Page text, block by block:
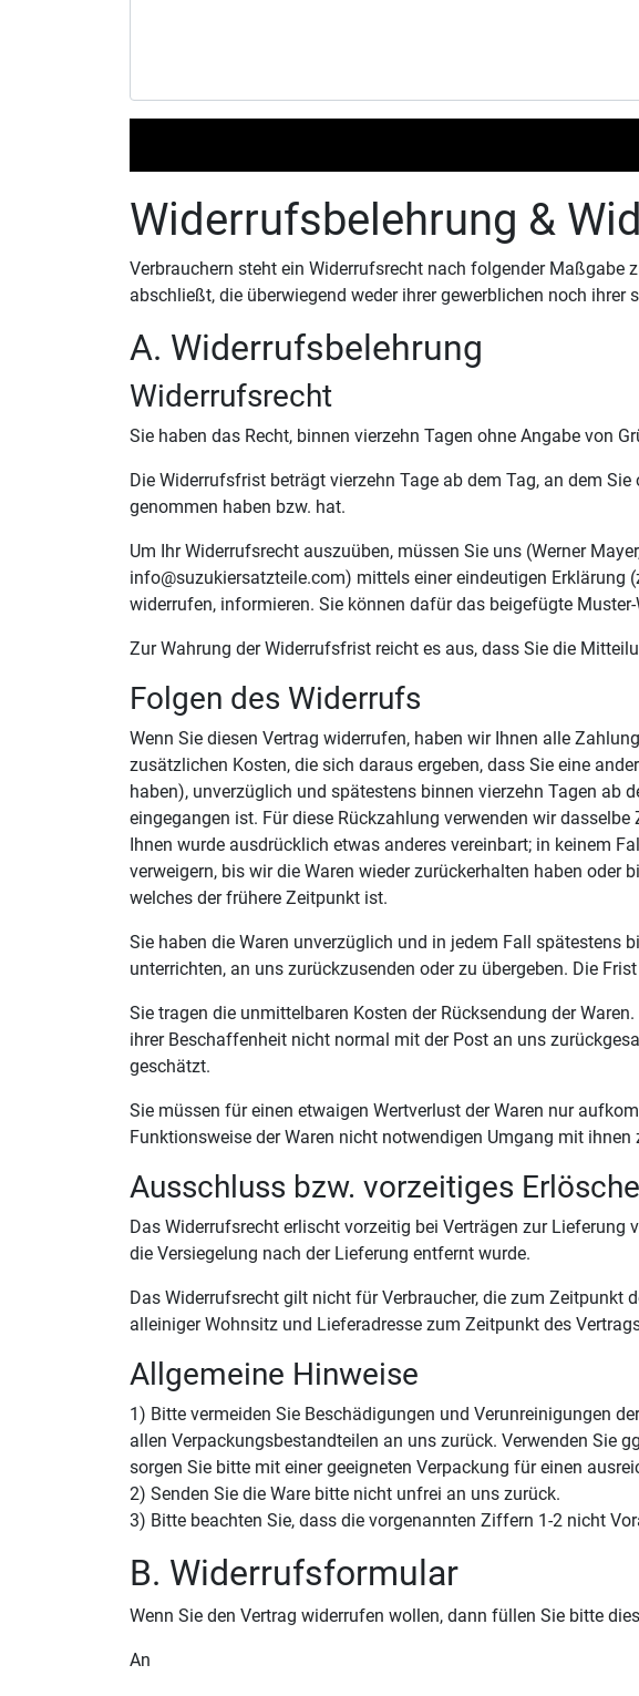
Widerrufsbelehrung &
Verbrauchern steht ein Widerrufsrecht nach folgender Maßgabe
abschließt, die überwiegend weder ihrer gewerblichen noch
A. Widerrufsbelehrung
Widerrufsrecht
Sie haben das Recht, binnen vierzehn Tagen ohne Angabe von
Die Widerrufsfrist beträgt vierzehn Tage ab dem Tag, an dem
genommen haben bzw. hat.
Um Ihr Widerrufsrecht auszuüben, müssen Sie uns (Werner
info@suzukiersatzteile.com) mittels einer eindeutigen Erklärung
widerrufen, informieren. Sie können dafür das beigefügte
Zur Wahrung der Widerrufsfrist reicht es aus, dass Sie die
Folgen des Widerrufs
Wenn Sie diesen Vertrag widerrufen, haben wir Ihnen alle
zusätzlichen Kosten, die sich daraus ergeben, dass Sie eine
haben), unverzüglich und spätestens binnen vierzehn Tagen ab
eingegangen ist. Für diese Rückzahlung verwenden wir
Ihnen wurde ausdrücklich etwas anderes vereinbart; in keinem
verweigern, bis wir die Waren wieder zurückerhalten haben oder
welches der frühere Zeitpunkt ist.
Sie haben die Waren unverzüglich und in jedem Fall spätestens
unterrichten, an uns zurückzusenden oder zu übergeben. Die
Sie tragen die unmittelbaren Kosten der Rücksendung der
ihrer Beschaffenheit nicht normal mit der Post an uns
geschätzt.
Sie müssen für einen etwaigen Wertverlust der Waren nur
Funktionsweise der Waren nicht notwendigen Umgang mit ihnen
Ausschluss bzw. vorzeitiges
Das Widerrufsrecht erlischt vorzeitig bei Verträgen zur
die Versiegelung nach der Lieferung entfernt wurde.
Das Widerrufsrecht gilt nicht für Verbraucher, die zum Zeitpunkt
alleiniger Wohnsitz und Lieferadresse zum Zeitpunkt des
Allgemeine Hinweise
1) Bitte vermeiden Sie Beschädigungen und Verunreinigungen
allen Verpackungsbestandteilen an uns zurück. Verwenden Sie
sorgen Sie bitte mit einer geeigneten Verpackung für einen
2) Senden Sie die Ware bitte nicht unfrei an uns zurück.
3) Bitte beachten Sie, dass die vorgenannten Ziffern 1-2 nicht
B. Widerrufsformular
Wenn Sie den Vertrag widerrufen wollen, dann füllen Sie bitte
An